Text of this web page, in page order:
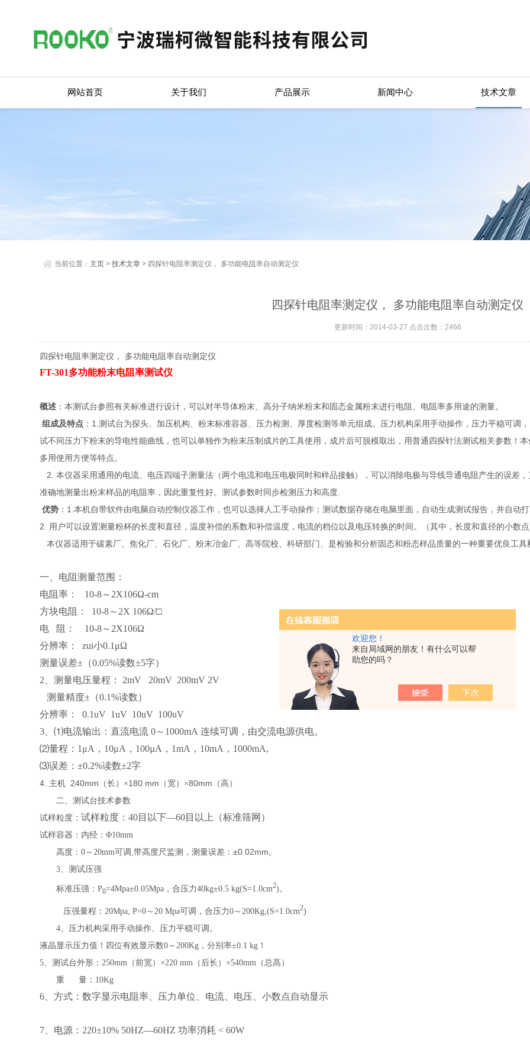
欢迎您！
来自局域网的朋友！有什么可以帮
助您的吗？
网站首页 关于我们 产品展示 新闻中心 技术文章
当前位置： 主页 >技术文章 > 四探针电阻率测定仪， 多功能电阻率自动测定仪
四探针电阻率测定仪， 多功能电阻率自动测定仪
更新时间：2014-03-27 点击次数：2466
四探针电阻率测定仪， 多功能电阻率自动测定仪
FT-301多功能粉末电阻率测试仪
概述 ：本测试台参照有关标准进行设计，可以对半导体粉末、高分子纳米粉末和固态金属粉末进行电阻、电阻率多用途的测量。
组成及特点 ： 1.测试台为探头、加压机构、粉末标准容器、压力检测、厚度检测等单元组成。压力机构采用手动操作，压力平稳可调，
试不同压力下粉末的导电性能曲线，也可以单独作为粉末压制成片的工具使用，成片后可脱模取出，用普通四探针法测试相关参数！
多用使用方便等特点。
2.本仪器采用通用的电流、电压四端子测量法（两个电流和电压电极同时和样品接触），可以消除电极与导线导通电阻产生的误差
准确地测量出粉末样品的电阻率，因此重复性好。测试参数时同步检测压力和高度.
优势 ： 1.本机自带软件由电脑自动控制仪器工作，也可以选择人工手动操作；测试数据存储在电脑里面，自动生成测试报告，并自动
2. 用户可以设置测量粉杯的长度和直径，温度补偿的系数和补偿温度，电流的档位以及电压转换的时间。（其中，长度和直径的小数
本仪器适用于碳素厂、焦化厂、石化厂、粉末冶金厂、高等院校、科研部门、是检验和分析固态和粉态样品质量的一种重要优良工具
一、电阻测量范围：
电阻率： 10-8～2X106Ω-cm
方块电阻： 10-8～2X 106Ω/□
电 阻： 10-8～2X106Ω
分辨率： zui小0.1μΩ
测量误差±（0.05%读数±5字）
2、测量电压量程： 2mV 20mV 200mV 2V
测量精度±（0.1%读数）
分辨率： 0.1uV 1uV 10uV 100uV
3、⑴电流输出：直流电流 0～1000mA 连续可调，由交流电源供电。
⑵量程：1μA，10μA，100µA，1mA，10mA，1000mA,
⑶误差：±0.2%读数±2字
4. 主机 240mm （长）×180 mm （宽）×80mm （高）
二、测试台技术参数
试样粒度：试样粒度：40目以下—60目以上（标准筛网）
试样容器：内经：Φ10mm
高度：0～20mm可调,带高度尺监测，测量误差：±0.02mm。
3、测试压强
标准压强：P0=4Mpa±0.05Mpa，合压力40kg±0.5 kg(S=1.0cm2)。
压强量程：20Mpa, P=0～20 Mpa可调，合压力0～200Kg,(S=1.0cm2)
4、压力机构采用手动操作、压力平稳可调。
液晶显示压力值！四位有效显示数0～200Kg，分别率±0.1 kg！
5 、测试台外形： 250mm （前宽）×220 mm（后长）×540mm（总高）
重 量：10Kg
6 、方式：数字显示电阻率、压力单位、电流、电压、小数点自动显示
7 、电源：220±10% 50HZ—60HZ 功率消耗 < 60W